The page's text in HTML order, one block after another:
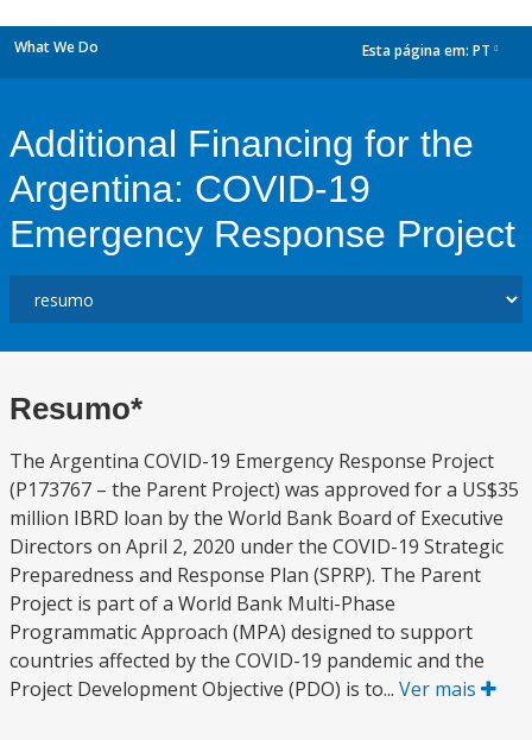
What We Do Esta página em: PT
Additional Financing for the
Argentina: COVID-19
Emergency Response Project
Resumo*
The Argentina COVID-19 Emergency Response Project
(P173767 – the Parent Project) was approved for a US$35
million IBRD loan by the World Bank Board of Executive
Directors on April 2, 2020 under the COVID-19 Strategic
Preparedness and Response Plan (SPRP). The Parent
Project is part of a World Bank Multi-Phase
Programmatic Approach (MPA) designed to support
countries affected by the COVID-19 pandemic and the
Project Development Objective (PDO) is to... Ver mais